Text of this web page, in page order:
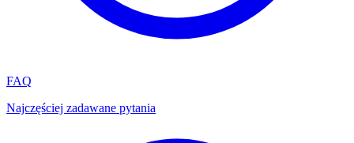
FAQ
Najczęściej zadawane pytania